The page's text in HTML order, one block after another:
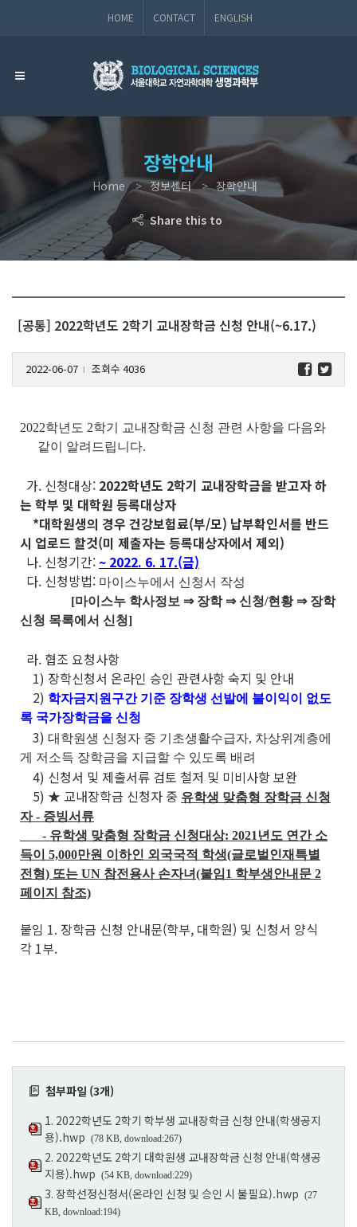
HOME CONTACT ENGLISH
장학안내
Home 정보센터 장학안내
Share this to
[공통] 2022학년도 2학기 교내장학금 신청 안내(~6.17.)
2022-06-07 l 조회수 4036
2022학년도 2학기 교내장학금 신청 관련 사항을 다음와
같이 알려드립니다.
가. 신청대상: 2022학년도 2학기 교내장학금을 받고자 하
는 학부 및 대학원 등록대상자
*대학원생의 경우 건강보험료(부/모) 납부확인서를 반드
시 업로드 할것(미 제출자는 등록대상자에서 제외)
나. 신청기간:~ 2022. 6. 17.(금)
다. 신청방법: 마이스누에서 신청서 작성
[마이스누 학사정보 ⇒ 장학 ⇒ 신청/현황 ⇒ 장학
신청 목록에서 신청]
라. 협조 요청사항
1) 장학신청서 온라인 승인 관련사항 숙지 및 안내
2) 학자금지원구간 기준 장학생 선발에 불이익이 없도
록 국가장학금을 신청
3) 대학원생 신청자 중 기초생활수급자, 차상위계층에
게 저소득 장학금을 지급할 수 있도록 배려
4) 신청서 및 제출서류 검토 철저 및 미비사항 보완
5) ★ 교내장학금 신청자 중 유학생 맞춤형 장학금 신청
자 - 증빙서류
- 유학생 맞춤형 장학금 신청대상: 2021년도 연간 소
득이 5,000만원 이하인 외국국적 학생(글로벌인재특별
전형) 또는 UN 참전용사 손자녀(붙임1 학부생안내문 2
페이지 참조)
붙임 1. 장학금 신청 안내문(학부, 대학원) 및 신청서 양식
각 1부.
첨부파일 (3개)
1. 2022학년도 2학기 학부생 교내장학금 신청 안내(학생공지
용).hwp (78 KB, download:267)
2. 2022학년도 2학기 대학원생 교내장학금 신청 안내(학생공
지용).hwp (54 KB, download:229)
3. 장학선정신청서(온라인 신청 및 승인 시 불필요).hwp (27
KB, download:194)